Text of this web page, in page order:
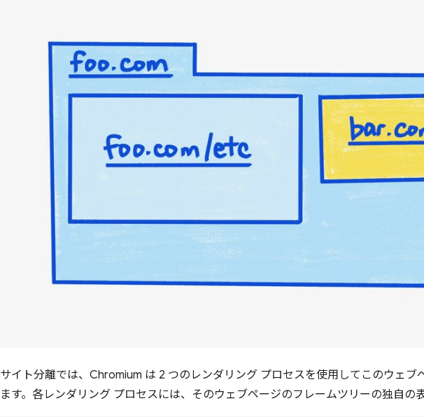
サイト分離では、Chromium は 2 つのレンダリング プロセスを使用してこのウェブ
ます。各レンダリング プロセスには、そのウェブページのフレームツリーの独自の